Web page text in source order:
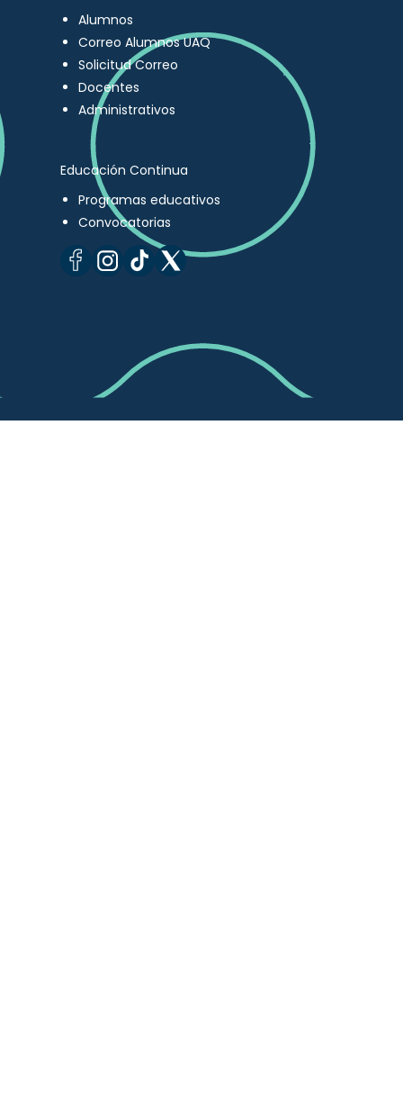
Alumnos
Correo Alumnos UAQ
Solicitud Correo
Docentes
Administrativos
Educación Continua
Programas educativos
Convocatorias